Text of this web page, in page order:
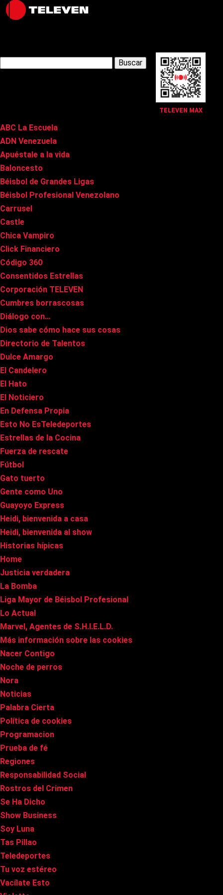
TELEVEN MAX
Latest Posts
ABC La Escuela
ADN Venezuela
Apuéstale a la vida
Baloncesto
Béisbol de Grandes Ligas
Béisbol Profesional Venezolano
Carrusel
Castle
Chica Vampiro
Click Financiero
Código 360
Consentidos Estrellas
Corporación TELEVEN
Cumbres borrascosas
Diálogo con…
Dios sabe cómo hace sus cosas
Directorio de Talentos
Dulce Amargo
El Candelero
El Hato
El Noticiero
En Defensa Propia
Esto No EsTeledeportes
Estrellas de la Cocina
Fuerza de rescate
Fútbol
Gato tuerto
Gente como Uno
Guayoyo Express
Heidi, bienvenida a casa
Heidi, bienvenida al show
Historias hípicas
Home
Justicia verdadera
La Bomba
Liga Mayor de Béisbol Profesional
Lo Actual
Marvel, Agentes de S.H.I.E.L.D.
Más información sobre las cookies
Nacer Contigo
Noche de perros
Nora
Noticias
Palabra Cierta
Política de cookies
Programacion
Prueba de fé
Regiones
Responsabilidad Social
Rostros del Crimen
Se Ha Dicho
Show Business
Soy Luna
Tas Pillao
Teledeportes
Tu voz estéreo
Vacílate Esto